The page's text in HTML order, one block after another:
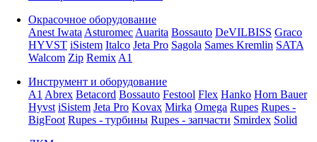
Окрасочное оборудование
Anest Iwata Asturomec Auarita Bossauto DeVILBISS Graco
HYVST iSistem Italco Jeta Pro Sagola Sames Kremlin SATA
Walcom Zip Remix A1
Инструмент и оборудование
A1 Abrex Betacord Bossauto Festool Flex Hanko Horn Bauer
Hyvst iSistem Jeta Pro Kovax Mirka Omega Rupes Rupes -
BigFoot Rupes - турбины Rupes - запчасти Smirdex Solid